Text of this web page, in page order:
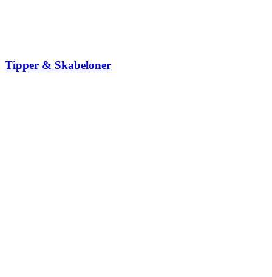
Tipper & Skabeloner